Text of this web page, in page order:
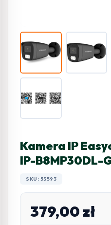
Kamera IP
IP-B8MP30DL-
SKU: 53593
379,00zł